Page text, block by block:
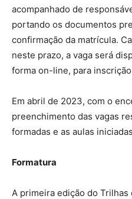
acompanhado de
portando os documentos
confirmação da matrícula.
neste prazo, a vaga será
forma on-line, para
Em abril de 2023, com o
preenchimento das vagas
formadas e as aulas
Formatura
A primeira edição do Trilhas